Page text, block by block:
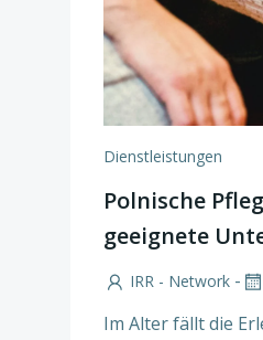
Dienstleistungen
Polnische
geeignete
IRR - Network -
Im Alter fällt die